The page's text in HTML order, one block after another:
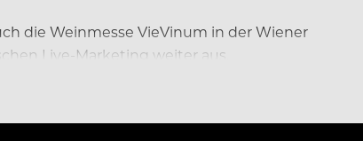
die Weinmesse VieVinum in der Wiener
Live-Marketing weiter aus.